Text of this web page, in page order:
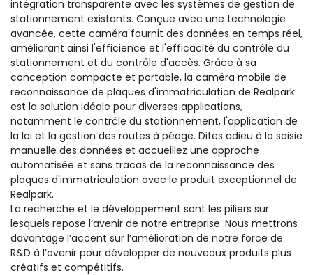
intégration transparente avec les systèmes de gestion de
stationnement existants. Conçue avec une technologie
avancée, cette caméra fournit des données en temps réel,
améliorant ainsi l'efficience et l'efficacité du contrôle du
stationnement et du contrôle d'accès. Grâce à sa
conception compacte et portable, la caméra mobile de
reconnaissance de plaques d'immatriculation de Realpark
est la solution idéale pour diverses applications,
notamment le contrôle du stationnement, l'application de
la loi et la gestion des routes à péage. Dites adieu à la saisie
manuelle des données et accueillez une approche
automatisée et sans tracas de la reconnaissance des
plaques d'immatriculation avec le produit exceptionnel de
Realpark.
La recherche et le développement sont les piliers sur
lesquels repose l’avenir de notre entreprise. Nous mettrons
davantage l’accent sur l’amélioration de notre force de
R&D à l’avenir pour développer de nouveaux produits plus
créatifs et compétitifs.